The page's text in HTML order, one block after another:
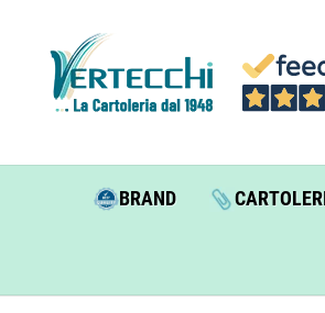
BRAND